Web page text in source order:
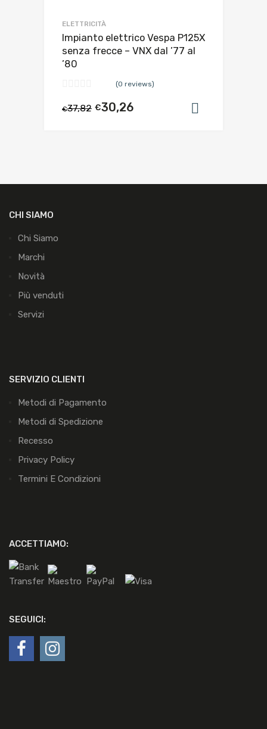
ELETTRICITÀ
Impianto elettrico Vespa P125X
senza frecce – VNX dal ’77 al
’80
(0 reviews)
€37,82 €30,26
CHI SIAMO
Chi Siamo
Marchi
Novità
Più venduti
Servizi
SERVIZIO CLIENTI
Metodi di Pagamento
Metodi di Spedizione
Recesso
Privacy Policy
Termini E Condizioni
ACCETTIAMO:
SEGUICI: